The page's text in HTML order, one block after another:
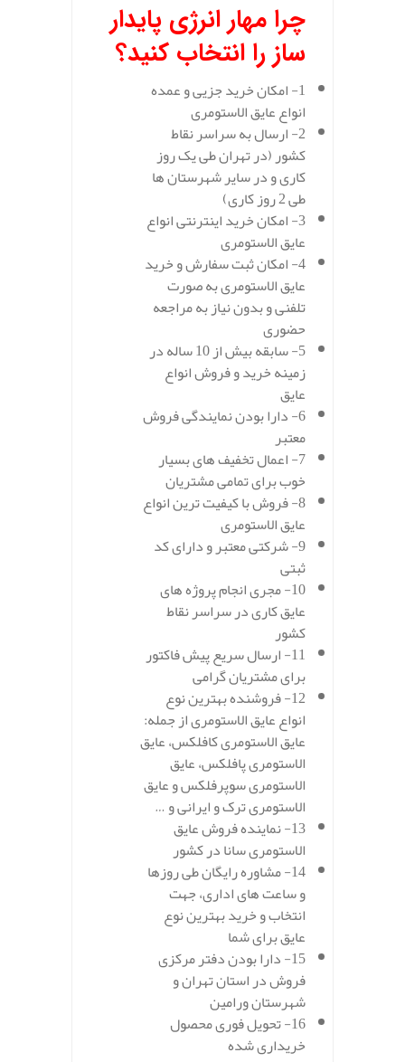
چرا مهار انرژی پایدار
ساز را انتخاب کنید؟
1- امکان خرید جزیی و عمده
انواع عایق الاستومری
2- ارسال به سراسر نقاط
کشور (در تهران طی یک روز
کاری و در سایر شهرستان ها
طی 2 روز کاری)
3- امکان خرید اینترنتی انواع
عایق الاستومری
4- امکان ثبت سفارش و خرید
عایق الاستومری به صورت
تلفنی و بدون نیاز به مراجعه
حضوری
5- سابقه بیش از 10 ساله در
زمینه خرید و فروش انواع
عایق
6- دارا بودن نمایندگی فروش
معتبر
7- اعمال تخفیف های بسیار
خوب برای تمامی مشتریان
8- فروش با کیفیت ترین انواع
عایق الاستومری
9- شرکتی معتبر و دارای کد
ثبتی
10- مجری انجام پروژه های
عایق کاری در سراسر نقاط
کشور
11- ارسال سریع پیش فاکتور
برای مشتریان گرامی
12- فروشنده بهترین نوع
انواع عایق الاستومری از جمله:
عایق الاستومری کافلکس، عایق
الاستومری پافلکس، عایق
الاستومری سوپرفلکس و عایق
الاستومری ترک و ایرانی و …
13- نماینده فروش عایق
الاستومری سانا در کشور
14- مشاوره رایگان طی روزها
و ساعت های اداری، جهت
انتخاب و خرید بهترین نوع
عایق برای شما
15- دارا بودن دفتر مرکزی
فروش در استان تهران و
شهرستان ورامین
16- تحویل فوری محصول
خریداری شده